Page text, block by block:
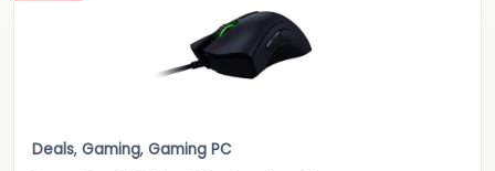
Deals, Gaming, Gaming PC